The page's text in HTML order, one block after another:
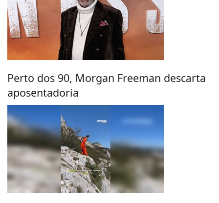
Perto dos 90, Morgan Freeman descarta
aposentadoria